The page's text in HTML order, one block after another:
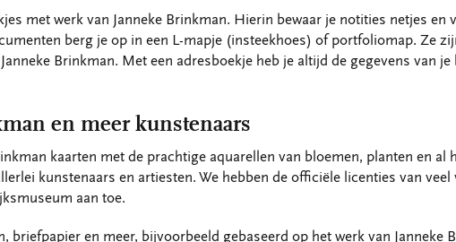
met werk van Janneke Brinkman. Hierin bewaar je notities netjes en
berg je op in een L-mapje (insteekhoes) of portfoliomap. Ze
Brinkman. Met een adresboekje heb je altijd de gegevens van
en meer kunstenaars
kaarten met de prachtige aquarellen van bloemen, planten en
kunstenaars en artiesten. We hebben de officiële licenties van
aan toe.
briefpapier en meer, bijvoorbeeld gebaseerd op het werk van